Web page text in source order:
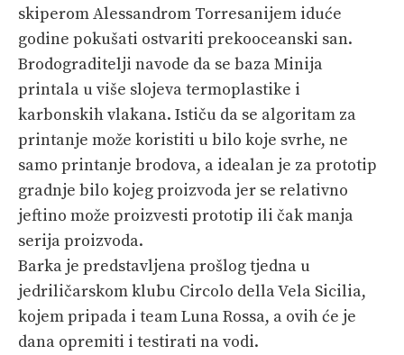
skiperom Alessandrom Torresanijem iduće
godine pokušati ostvariti prekooceanski san.
Brodograditelji navode da se baza Minija
printala u više slojeva termoplastike i
karbonskih vlakana. Ističu da se algoritam za
printanje može koristiti u bilo koje svrhe, ne
samo printanje brodova, a idealan je za prototip
gradnje bilo kojeg proizvoda jer se relativno
jeftino može proizvesti prototip ili čak manja
serija proizvoda.
Barka je predstavljena prošlog tjedna u
jedriličarskom klubu Circolo della Vela Sicilia,
kojem pripada i team Luna Rossa, a ovih će je
dana opremiti i testirati na vodi.